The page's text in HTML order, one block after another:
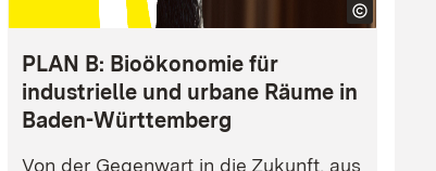
PLAN B: Bioökonomie für
industrielle und urbane Räume in
Baden-Württemberg
Von der Gegenwart in die Zukunft, aus